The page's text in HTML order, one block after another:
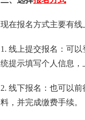
现在报名方式主要有线
1. 线上提交报名：可
统提示填写个人信息，
2. 线下报名：也可以
料，并完成缴费手续。